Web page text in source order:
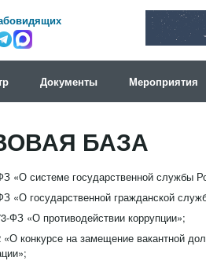
Документы Мероприятия
БАЗА
«О системе государственной службы
«О государственной гражданской
ФЗ «О противодействии коррупции»;
конкурсе на замещение вакантной